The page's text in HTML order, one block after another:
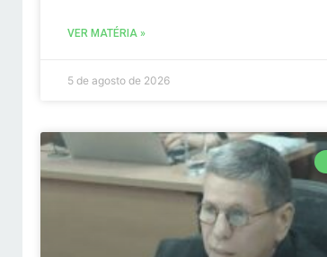
VER MATÉRIA »
5 de agosto de 2026